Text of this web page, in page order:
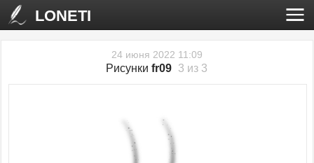
LONETI
24 июня 2022 11:09
Рисункиfr09 3 из 3